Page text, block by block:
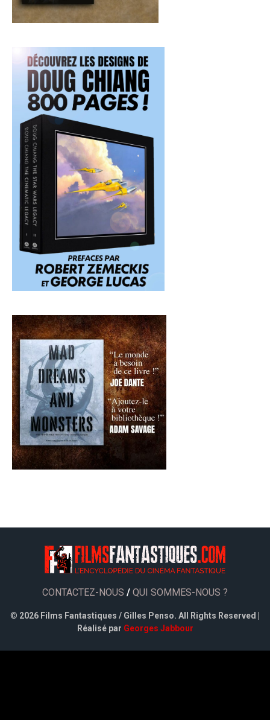
CONTACTEZ-NOUS / QUI SOMMES-NOUS ?
© 2026 Films Fantastiques / Gilles Penso. All Rights Reserved |
Réalisé par Georges Jabbour